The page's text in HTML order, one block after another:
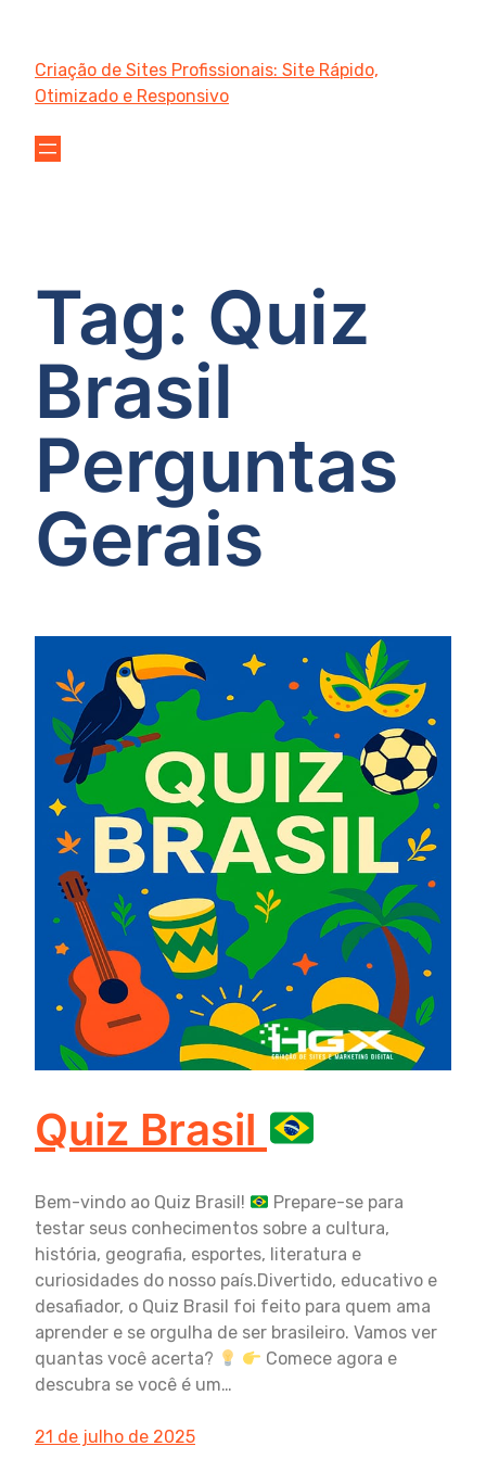
Criação de Sites Profissionais: Site Rápido,
Otimizado e Responsivo
Tag: Quiz
Brasil
Perguntas
Gerais
Quiz Brasil
Bem-vindo ao Quiz Brasil!
Prepare-se para
testar seus conhecimentos sobre a cultura,
história, geografia, esportes, literatura e
curiosidades do nosso país.Divertido, educativo e
desafiador, o Quiz Brasil foi feito para quem ama
aprender e se orgulha de ser brasileiro. Vamos ver
quantas você acerta?
Comece agora e
descubra se você é um…
21 de julho de 2025